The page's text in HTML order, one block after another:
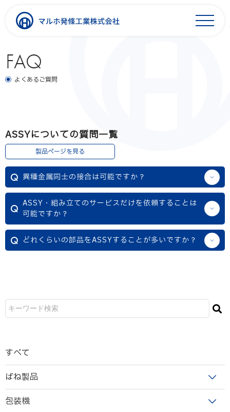
FAQ
よくあるご質問
ASSYについての質問一覧
製品ページを見る
異種金属同士の接合は可能ですか？
ASSY・組み立てのサービスだけを依頼することは
可能ですか？
どれくらいの部品をASSYすることが多いですか？
すべて
ばね製品
包装機